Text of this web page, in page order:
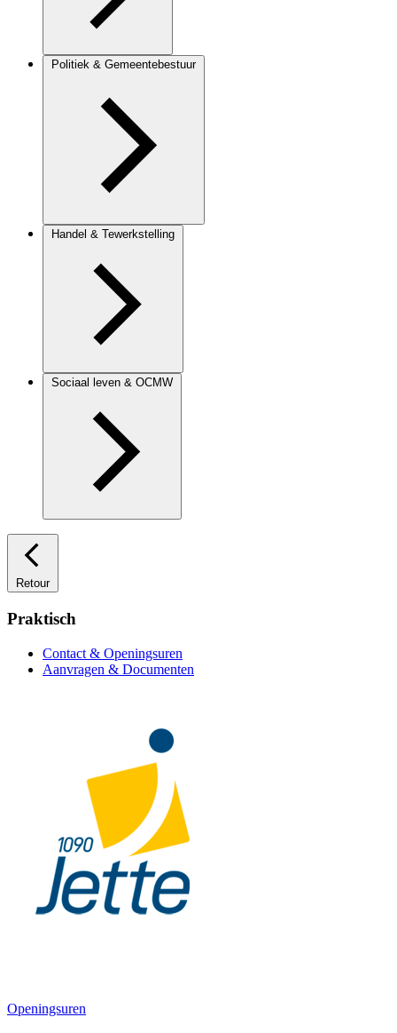
Politiek & Gemeentebestuur
Handel & Tewerkstelling
Sociaal leven & OCMW
Retour
Praktisch
Contact & Openingsuren
Aanvragen & Documenten
Openingsuren